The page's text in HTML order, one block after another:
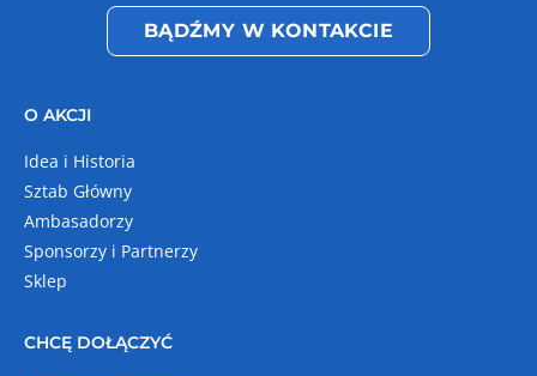
BĄDŹMY W KONTAKCIE
O AKCJI
Idea i Historia
Sztab Główny
Ambasadorzy
Sponsorzy i Partnerzy
Sklep
CHCĘ DOŁĄCZYĆ